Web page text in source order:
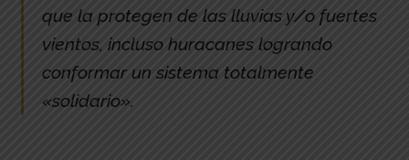
que la protegen de las lluvias y/o fuertes
vientos, incluso huracanes logrando
conformar un sistema totalmente
«solidario».